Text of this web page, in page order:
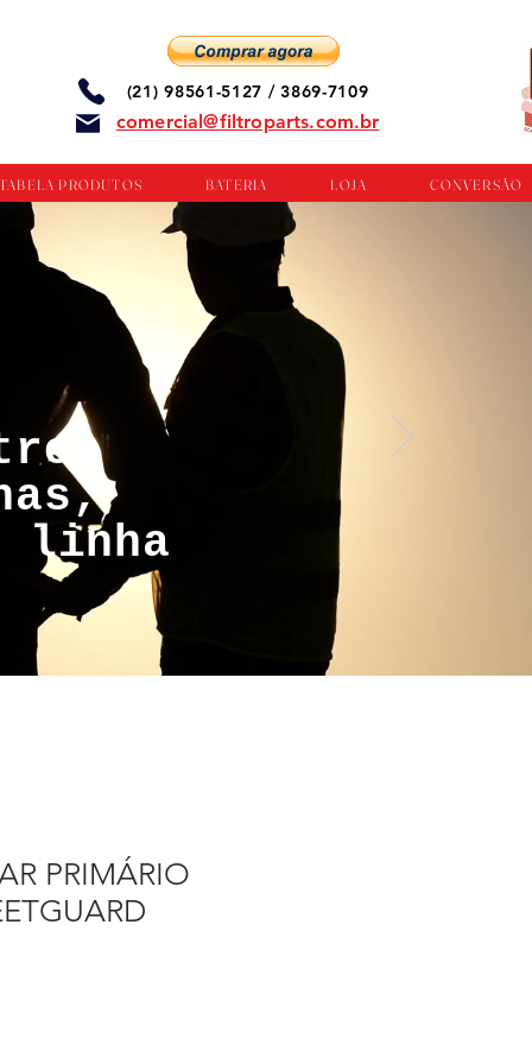
(21) 98561-5127 / 3869-7109
comercial@filtroparts.com.br
TABELA PRODUTOS BATERIA LOJA CONVERSÃO
linha
PRIMÁRIO